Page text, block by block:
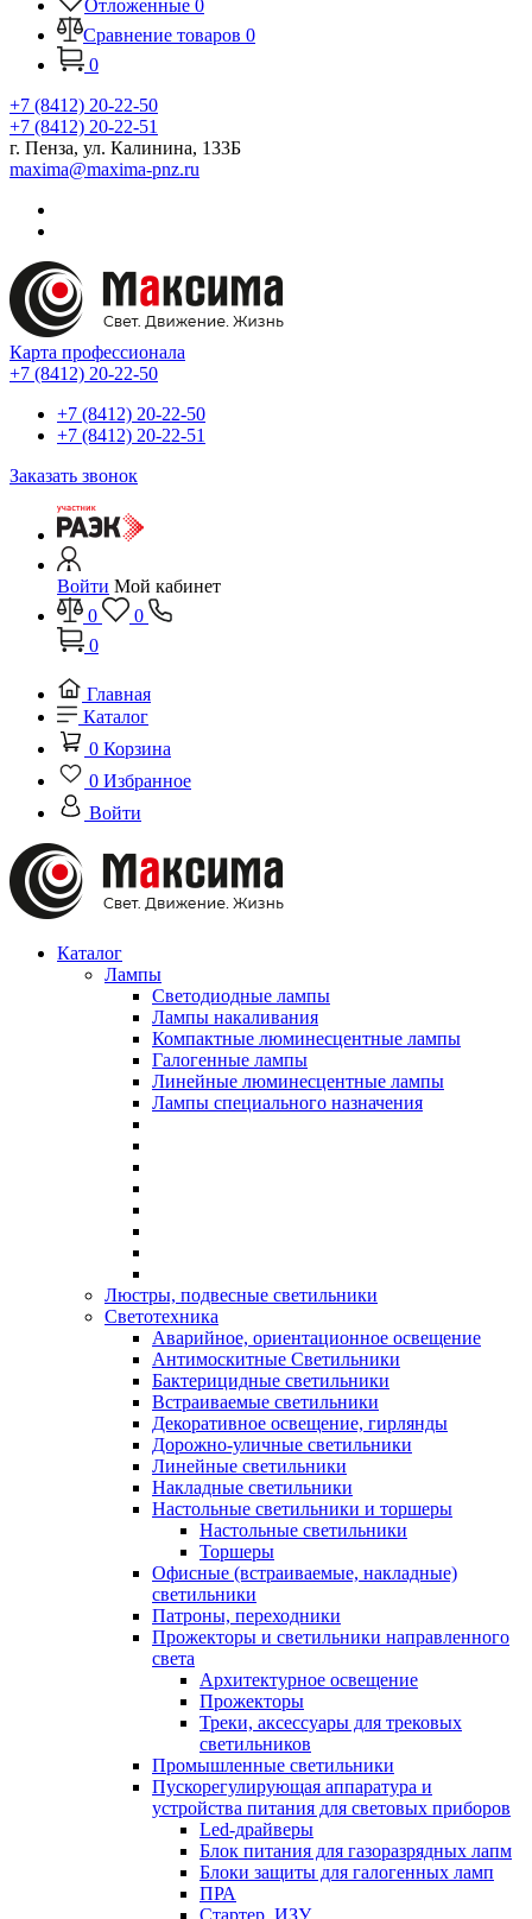
Отложенные 0
Сравнение товаров 0
0
+7 (8412) 20-22-50
+7 (8412) 20-22-51
г. Пенза, ул. Калинина, 133Б
maxima@maxima-pnz.ru
Карта профессионала
+7 (8412) 20-22-50
+7 (8412) 20-22-50
+7 (8412) 20-22-51
Заказать звонок
Войти Мой кабинет
0
0
0
Главная
Каталог
0 Корзина
0 Избранное
Войти
Каталог
Лампы
Светодиодные лампы
Лампы накаливания
Компактные люминесцентные лампы
Галогенные лампы
Линейные люминесцентные лампы
Лампы специального назначения
Люстры, подвесные светильники
Светотехника
Аварийное, ориентационное освещение
Антимоскитные Светильники
Бактерицидные светильники
Встраиваемые светильники
Декоративное освещение, гирлянды
Дорожно-уличные светильники
Линейные светильники
Накладные светильники
Настольные светильники и торшеры
Настольные светильники
Торшеры
Офисные (встраиваемые, накладные)
светильники
Патроны, переходники
Прожекторы и светильники направленного
света
Архитектурное освещение
Прожекторы
Треки, аксессуары для трековых
светильников
Промышленные светильники
Пускорегулирующая аппаратура и
устройства питания для световых приборов
Led-драйверы
Блок питания для газоразрядных лапм
Блоки защиты для галогенных ламп
ПРА
Стартер, ИЗУ